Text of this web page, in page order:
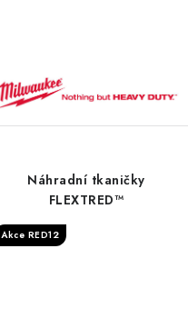
Náhradní tkaničky
FLEXTRED™
Akce RED12